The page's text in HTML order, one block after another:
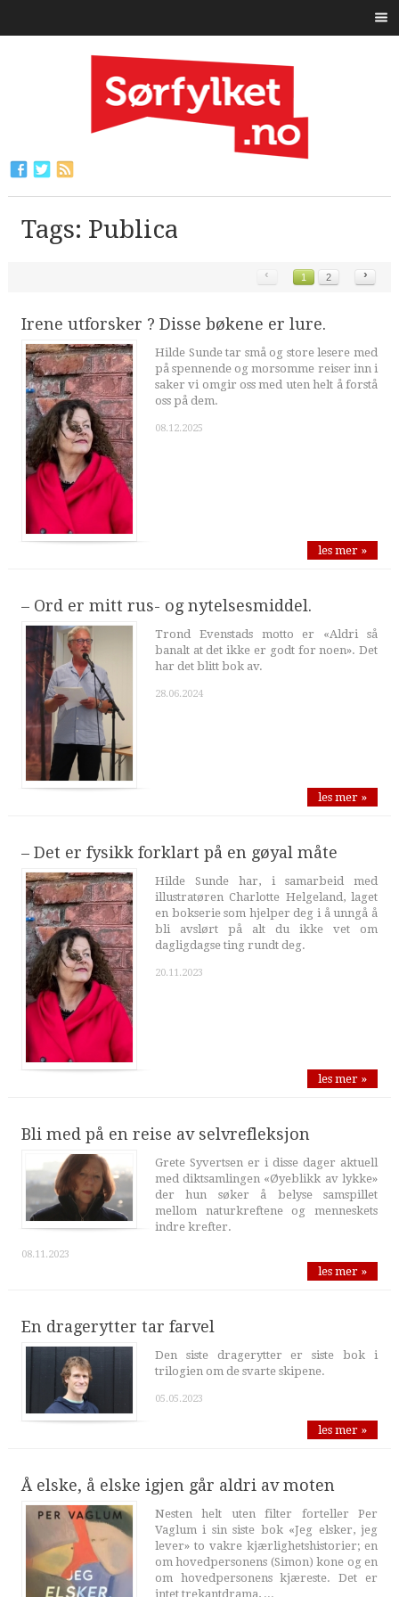
Tags: Publica
‹ 1 2 ›
Irene utforsker ? Disse bøkene er lure.
Hilde Sunde tar små og store lesere med
på spennende og morsomme reiser inn i
saker vi omgir oss med uten helt å forstå
oss på dem.
08.12.2025
les mer »
– Ord er mitt rus- og nytelsesmiddel.
Trond Evenstads motto er «Aldri så
banalt at det ikke er godt for noen». Det
har det blitt bok av.
28.06.2024
les mer »
– Det er fysikk forklart på en gøyal måte
Hilde Sunde har, i samarbeid med
illustratøren Charlotte Helgeland, laget
en bokserie som hjelper deg i å unngå å
bli avslørt på alt du ikke vet om
dagligdagse ting rundt deg.
20.11.2023
les mer »
Bli med på en reise av selvrefleksjon
Grete Syvertsen er i disse dager aktuell
med diktsamlingen «Øyeblikk av lykke»
der hun søker å belyse samspillet
mellom naturkreftene og menneskets
indre krefter.
08.11.2023
les mer »
En dragerytter tar farvel
Den siste dragerytter er siste bok i
trilogien om de svarte skipene.
05.05.2023
les mer »
Å elske, å elske igjen går aldri av moten
Nesten helt uten filter forteller Per
Vaglum i sin siste bok «Jeg elsker, jeg
lever» to vakre kjærlighetshistorier; en
om hovedpersonens (Simon) kone og en
om hovedpersonens kjæreste. Det er
intet trekantdrama, ...